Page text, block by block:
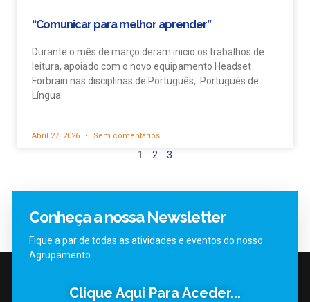
“Comunicar para melhor aprender”
Durante o mês de março deram inicio os trabalhos de
leitura, apoiado com o novo equipamento Headset
Forbrain nas disciplinas de Português, Português de
Língua
Abril 27, 2026 Sem comentários
1 2 3
Conheça a nossa Newsletter
Fique a par de todas as atividades e eventos do nosso
Agrupamento.
Clique Aqui Para Aceder...